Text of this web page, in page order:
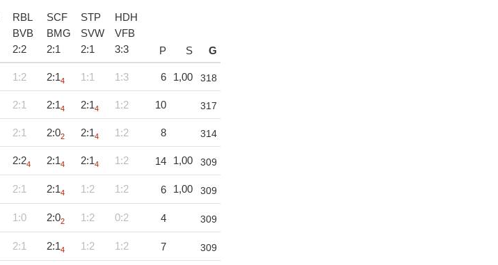
RBL
BVB
2:2
SCF
BMG
2:1
STP
SVW
2:1
HDH
VFB
3:3 P S G
1:2 2:14 1:1 1:3 6 1,00 318
2:1 2:14 2:14 1:2 10 317
2:1 2:02 2:14 1:2 8 314
2:24 2:14 2:14 1:2 14 1,00 309
2:1 2:14 1:2 1:2 6 1,00 309
1:0 2:02 1:2 0:2 4 309
2:1 2:14 1:2 1:2 7 309